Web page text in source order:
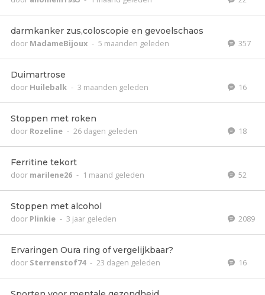
darmkanker zus,coloscopie en gevoelschaos
door MadameBijoux - 5 maanden geleden 357
Duimartrose
door Huilebalk - 3 maanden geleden 16
Stoppen met roken
door Rozeline - 26 dagen geleden 18
Ferritine tekort
door marilene26 - 1 maand geleden 52
Stoppen met alcohol
door Plinkie - 3 jaar geleden 2089
Ervaringen Oura ring of vergelijkbaar?
door Sterrenstof74 - 23 dagen geleden 16